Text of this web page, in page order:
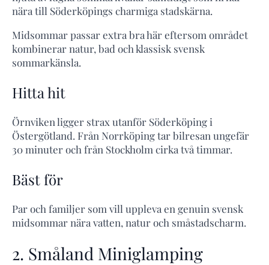
nära till Söderköpings charmiga stadskärna.
Midsommar passar extra bra här eftersom området
kombinerar natur, bad och klassisk svensk
sommarkänsla.
Hitta hit
Örnviken ligger strax utanför Söderköping i
Östergötland. Från Norrköping tar bilresan ungefär
30 minuter och från Stockholm cirka två timmar.
Bäst för
Par och familjer som vill uppleva en genuin svensk
midsommar nära vatten, natur och småstadscharm.
2. Småland Miniglamping